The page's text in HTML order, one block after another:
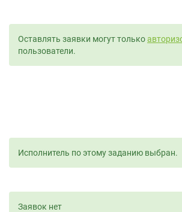
Оставлять заявки могут только
пользователи.
Исполнитель по этому заданию выбран.
Заявок нет